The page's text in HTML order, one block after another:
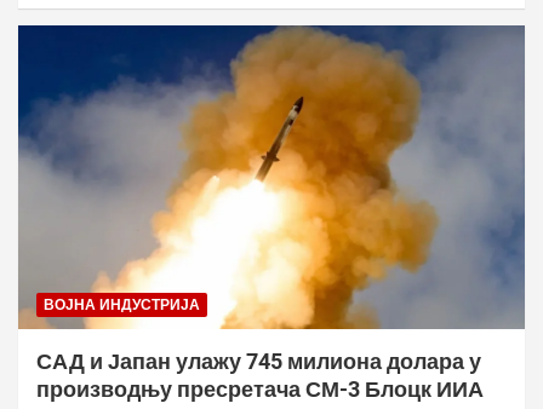
ВОЈНА ИНДУСТРИЈА
САД и Јапан улажу 745 милиона долара у
производњу пресретача СМ-3 Блоцк ИИА